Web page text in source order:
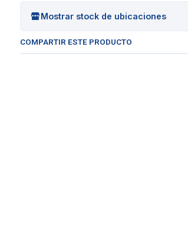
Mostrar stock de ubicaciones
COMPARTIR ESTE PRODUCTO